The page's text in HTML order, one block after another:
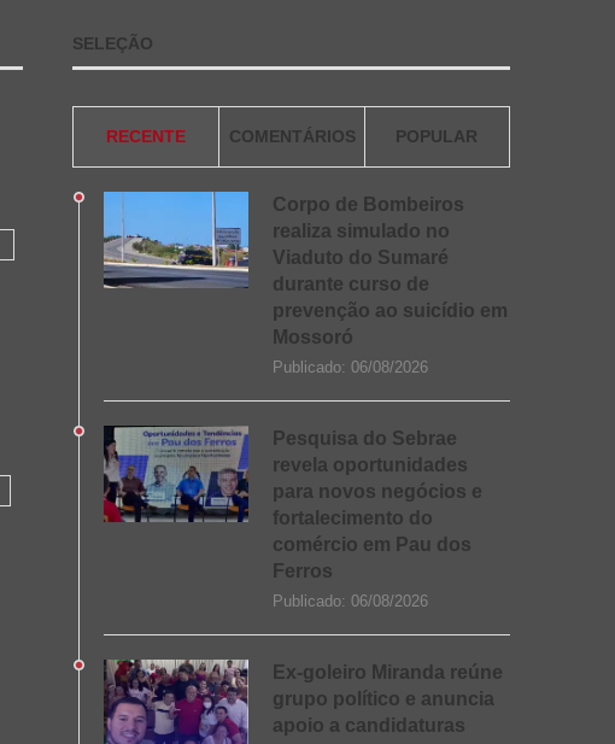
SELEÇÃO
RECENTE COMENTÁRIOS POPULAR
Corpo de Bombeiros
realiza simulado no
Viaduto do Sumaré
durante curso de
prevenção ao suicídio em
Mossoró
Publicado: 06/08/2026
Pesquisa do Sebrae
revela oportunidades
para novos negócios e
fortalecimento do
comércio em Pau dos
Ferros
Publicado: 06/08/2026
Ex-goleiro Miranda reúne
grupo político e anuncia
apoio a candidaturas